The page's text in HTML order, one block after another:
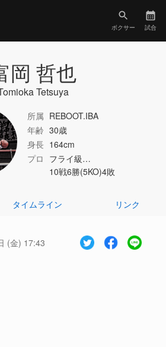
ボクサー 試合
岡 哲也
Tetsuya
所属 REBOOT.IBA
年齢 30歳
身長 164cm
プロ フライ級…
10戦6勝(5KO)4敗
タイムライン リンク
(金) 17:43